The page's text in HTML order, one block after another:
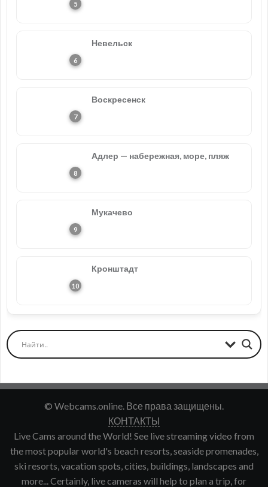
Невельск
Воскресенск
Адлер — набережная, море, пляж
Мукачево
Кронштадт
© Webcams.online. Все права защищены.
КОНТАКТЫ
Live Cams around the World! See live streaming video from
the most popular world's beach resorts, seaside promenades,
ski resorts, vacation spots, cities, buildings, landscapes and
more... Certainly, live cameras will help to plan a trip, for